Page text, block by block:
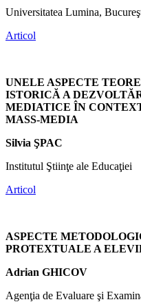
Universitatea Lumina,
Articol
UNELE ASPECTE
ISTORICĂ A
MEDIATICE ÎN
MASS-MEDIA
Silvia ŞPAC
Institutul Ştiinţe ale Educaţiei
Articol
ASPECTE
PROTEXTUALE A
Adrian GHICOV
Agenţia de Evaluare şi